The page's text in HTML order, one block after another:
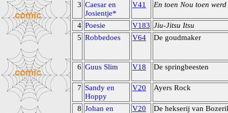
3 Caesar en
Josientje*
V41 En toen Nou toen werd
4 Poesie V183 Jiu-Jitsu Itsu
5 Robbedoes V64 De goudmaker
6 Guus Slim V18 De springbeesten
7 Sandy en
Hoppy
V20 Ayers Rock
8 Johan en
V20 De hekserij van